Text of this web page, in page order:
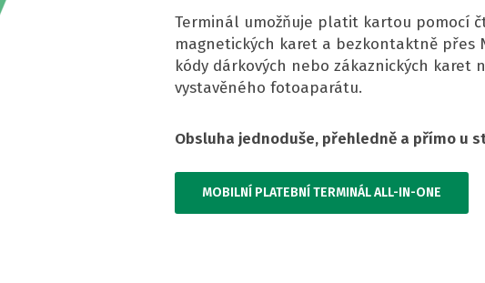
Terminál umožňuje platit kartou pomocí
magnetických karet a bezkontaktně přes
kódy dárkových nebo zákaznických karet
vystavěného fotoaparátu.
Obsluha jednoduše, přehledně a přímo u
MOBILNÍ PLATEBNÍ TERMINÁL ALL-IN-ONE